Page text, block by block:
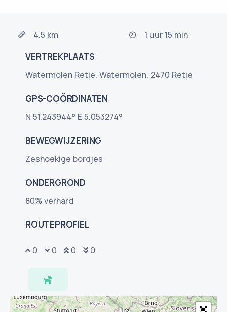
4.5 km 1 uur 15 min
VERTREKPLAATS
Watermolen Retie, Watermolen, 2470 Retie
GPS-COÖRDINATEN
N 51.243944° E 5.053274°
BEWEGWIJZERING
Zeshoekige bordjes
ONDERGROND
80% verhard
ROUTEPROFIEL
0 0 0 0